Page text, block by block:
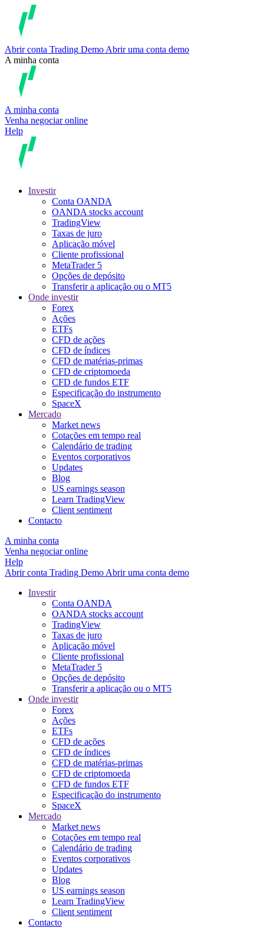
Abrir conta Trading Demo Abrir uma conta demo
A minha conta
A minha conta
Venha negociar online
Help
Investir
Conta OANDA
OANDA stocks account
TradingView
Taxas de juro
Aplicação móvel
Cliente profissional
MetaTrader 5
Opções de depósito
Transferir a aplicação ou o MT5
Onde investir
Forex
Ações
ETFs
CFD de ações
CFD de índices
CFD de matérias-primas
CFD de criptomoeda
CFD de fundos ETF
Especificação do instrumento
SpaceX
Mercado
Market news
Cotações em tempo real
Calendário de trading
Eventos corporativos
Updates
Blog
US earnings season
Learn TradingView
Client sentiment
Contacto
A minha conta
Venha negociar online
Help
Abrir conta Trading Demo Abrir uma conta demo
Investir
Conta OANDA
OANDA stocks account
TradingView
Taxas de juro
Aplicação móvel
Cliente profissional
MetaTrader 5
Opções de depósito
Transferir a aplicação ou o MT5
Onde investir
Forex
Ações
ETFs
CFD de ações
CFD de índices
CFD de matérias-primas
CFD de criptomoeda
CFD de fundos ETF
Especificação do instrumento
SpaceX
Mercado
Market news
Cotações em tempo real
Calendário de trading
Eventos corporativos
Updates
Blog
US earnings season
Learn TradingView
Client sentiment
Contacto